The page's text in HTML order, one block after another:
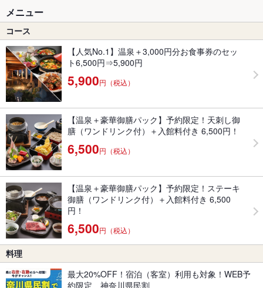
メニュー
コース
【人気No.1】温泉＋3,000円分お食事券のセッ
ト6,500円⇒5,900円
5,900円（税込）
【温泉＋豪華御膳パック】予約限定！天刺し御
膳（ワンドリンク付）＋入館料付き 6,500円！
6,500円（税込）
【温泉＋豪華御膳パック】予約限定！ステーキ
御膳（ワンドリンク付）＋入館料付き 6,500
円！
6,500円（税込）
料理
最大20%OFF！宿泊（客室）利用も対象！WEB予
約限定 神奈川県民割